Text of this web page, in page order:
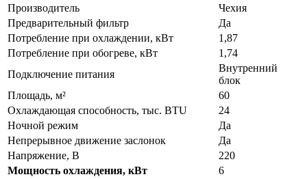
Производитель
Чехия
Предварительный фильтр
Да
Потребление при охлаждении, кВт
1,87
Потребление при обогреве, кВт
1,74
Подключение питания
Внутренний
блок
Площадь, м²
60
Охлаждающая способность, тыс. BTU
24
Ночной режим
Да
Непрерывное движение заслонок
Да
Напряжение, В
220
Мощность охлаждения, кВт
6